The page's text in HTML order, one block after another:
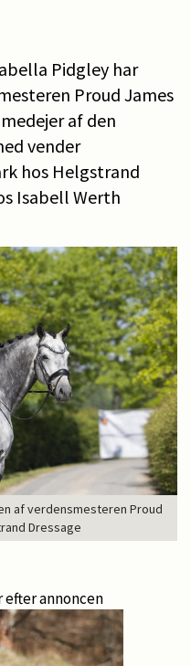
Pidgley har
Proud James
af den
vender
hos Helgstrand
Isabell Werth
af verdensmesteren Proud
Dressage
annoncen